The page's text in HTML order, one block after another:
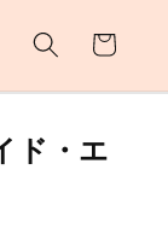
ー
ド・エ